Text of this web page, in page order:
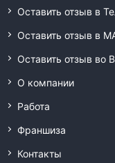
Оставить отзыв в
Оставить отзыв в
Оставить отзыв во
О компании
Работа
Франшиза
Контакты